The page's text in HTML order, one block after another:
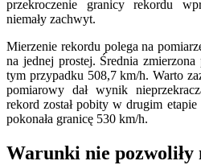
przekroczenie granicy rekordu
niemały zachwyt.
Mierzenie rekordu polega na
na jednej prostej. Średnia
tym przypadku 508,7 km/h. Warto
pomiarowy dał wynik
rekord został pobity w drugim
pokonała granicę 530 km/h.
Warunki nie pozwoliły